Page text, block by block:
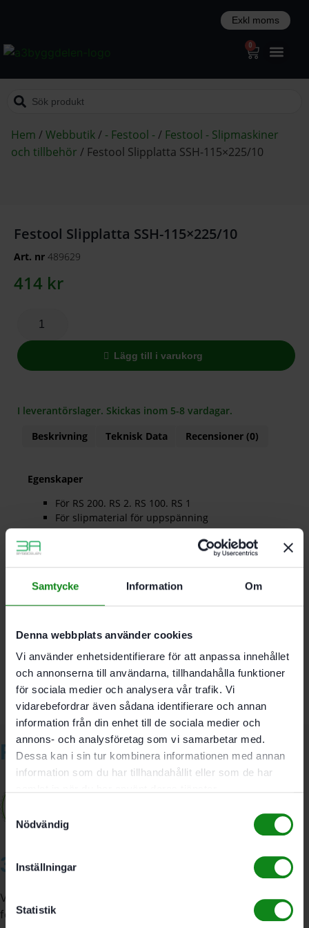
Samtycke Information Om
Denna webbplats använder cookies
Vi använder enhetsidentifierare för att anpassa innehållet
och annonserna till användarna, tillhandahålla funktioner
för sociala medier och analysera vår trafik. Vi
vidarebefordrar även sådana identifierare och annan
information från din enhet till de sociala medier och
annons- och analysföretag som vi samarbetar med.
Dessa kan i sin tur kombinera informationen med annan
information som du har tillhandahållit eller som de har
Nödvändig
Inställningar
Statistik
0
Hem /Webbutik/ - Festool -/ Festool - Slipmaskiner
och tillbehör / Festool Slipplatta SSH-115×225/10
Festool Slipplatta SSH-115×225/10
Art. nr 489629
414 kr
Lägg till i varukorg
I leverantörslager. Skickas inom 5-8 vardagar.
Beskrivning
Teknisk Data Recensioner (0)
Egenskaper
För RS 200. RS 2. RS 100. RS 1
För slipmaterial för uppspänning
Bli först med att recensera ”Festool Slipplatta SSH-
115×225/10”
för att skriva en recension.
Relaterade produkter
3A Byggdelen
Vi är återförsäljare av elverktyg, tillbehör, infästning och
förbrukningsmaterial. Vi har en fysisk butik och